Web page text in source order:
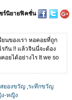
ร์นิยายฟิคชั่น
ยนของเรา หอคอยที่ถูก
กัน !! แล้วจินนี่จะต้อง
อยได้อย่างไร It we so
สยองขวัญ ,ระทึกขวัญ
-หญิง